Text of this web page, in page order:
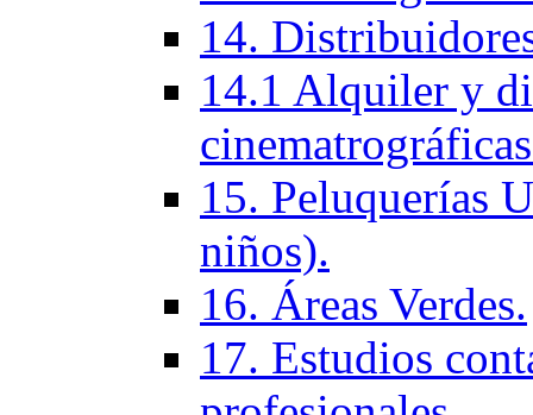
14.
14.1 Alquiler y
15. Peluquerí­as
niños).
16. Áreas Verdes.
17. Estudios